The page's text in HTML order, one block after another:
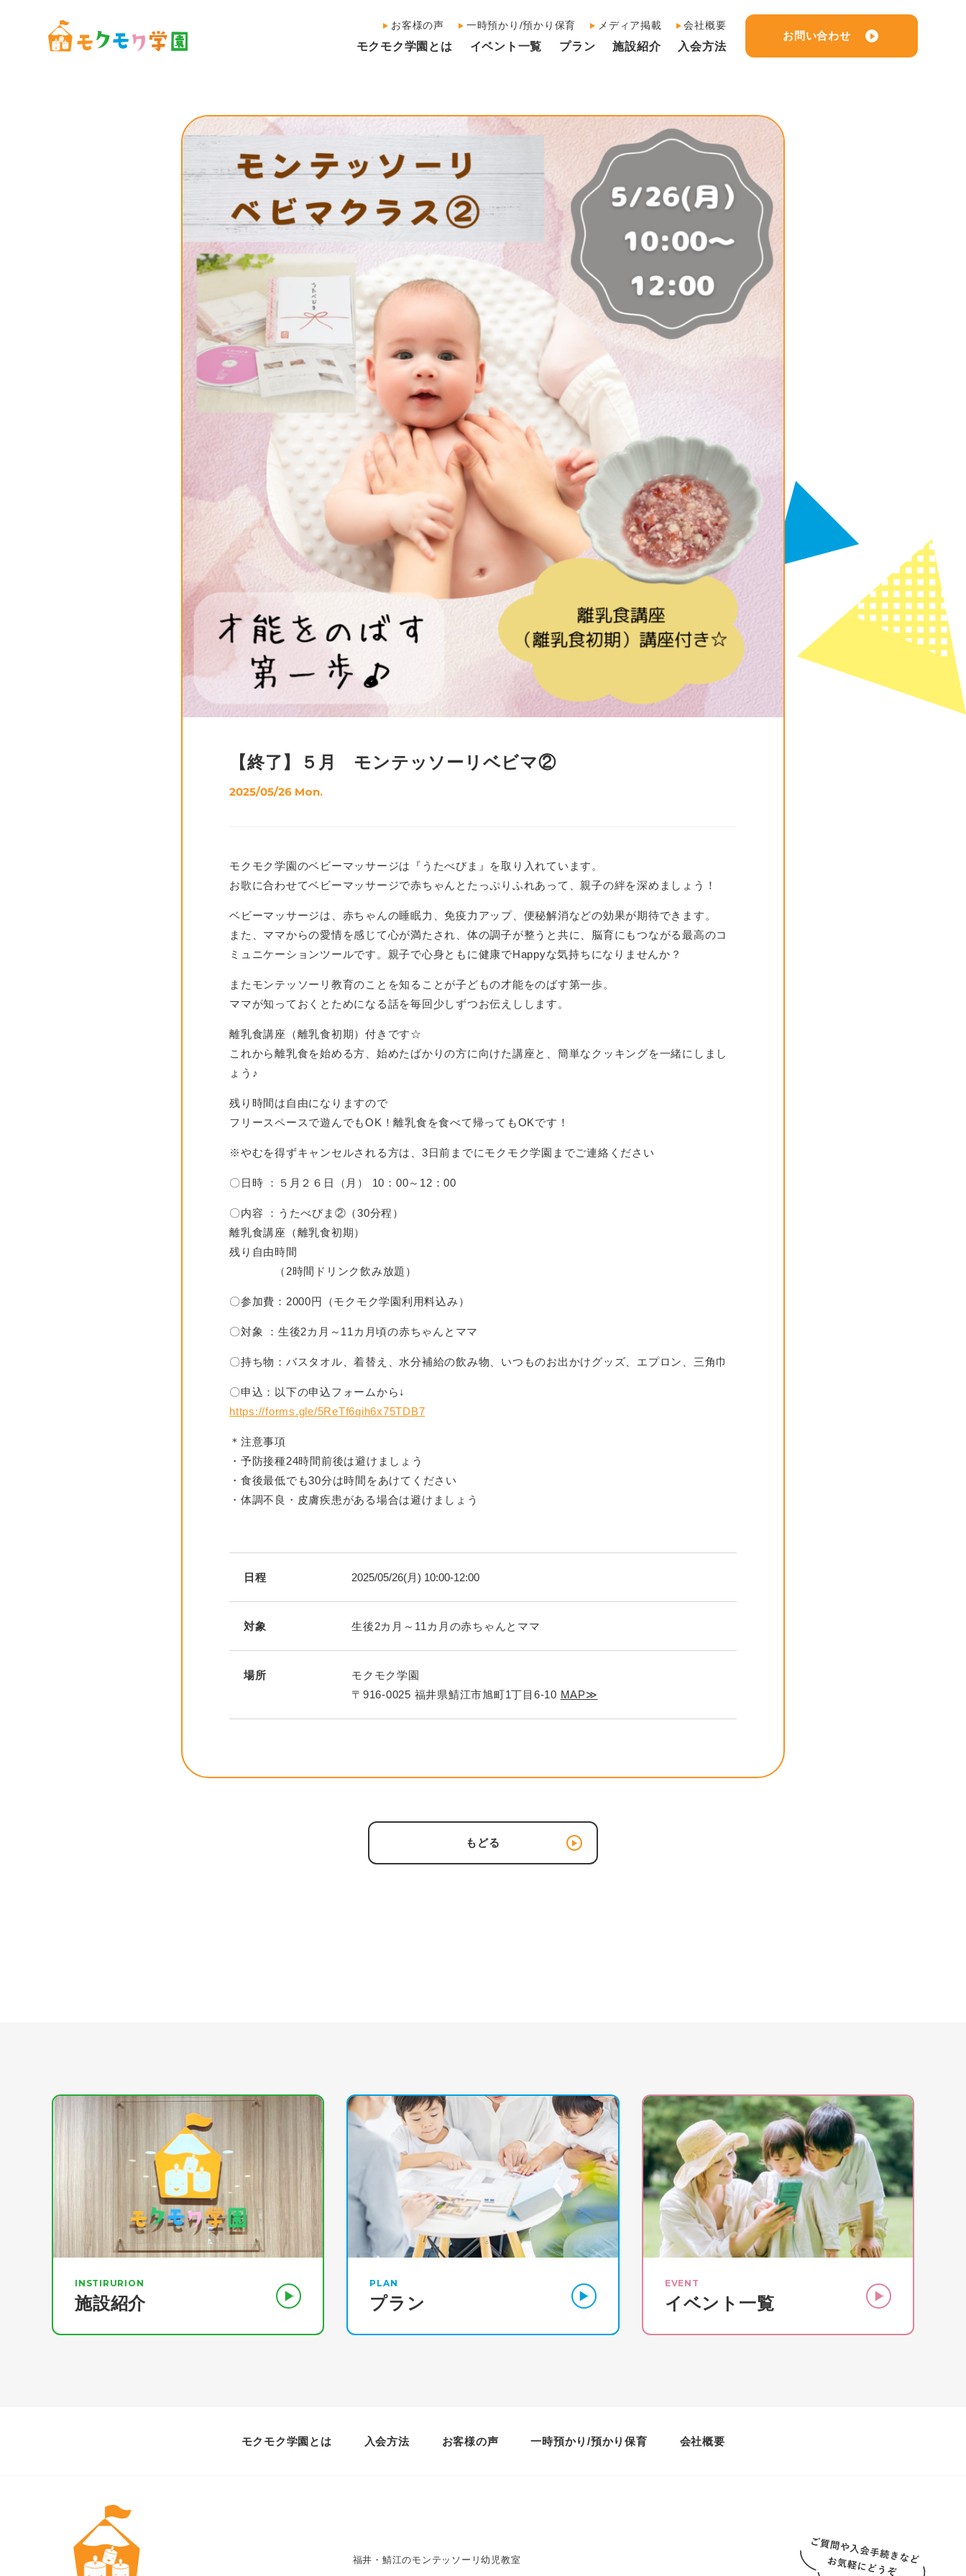
お客様の声 一時預かり/預かり保育 メディア掲載 会社概要
モクモク学園とは イベント一覧 プラン 施設紹介 入会方法
お問い合わせ
【終了】５月 モンテッソーリベビマ②
2025/05/26 Mon.
モクモク学園のベビーマッサージは『うたべびま』を取り入れています。
お歌に合わせてベビーマッサージで赤ちゃんとたっぷりふれあって、 親子の絆を深めましょう！
ベビーマッサージは、赤ちゃんの睡眠力、免疫力アップ、便秘解消などの効果が期待できます。
また、ママからの愛情を感じて心が満たされ、体の調子が整うと共に、脳育にもつながる最高のコ
ミュニケーションツールです。親子で心身ともに健康でHappyな気持ちになりませんか？
またモンテッソーリ教育のことを知ることが子どもの才能をのばす第一歩。
ママが知っておくとためになる話を毎回少しずつお伝えしします。
離乳食講座（離乳食初期）付きです☆
これから離乳食を始める方、始めたばかりの方に向けた講座と、簡単なクッキングを一緒にしまし
ょう♪
残り時間は自由になりますので
フリースペースで遊んでもOK！離乳食を食べて帰ってもOKです！
※やむを得ずキャンセルされる方は、3日前までにモクモク学園までご連絡ください
〇日時 ：５ 月２６ 日（月 ） 10：00～12：00
〇内容 ：うたべびま②（30分程 ）
離乳食講座（離乳食初期）
残り自由時間
（2時間ドリンク飲み放題）
〇参加費：2000円（モクモク学園利用料込み）
〇対象 ：生後2カ月～11カ月頃の赤ちゃんとママ
〇持ち物：バスタオル、着替え、 水分補給の飲み物、 いつものお出かけグッズ、エプロン、三角巾
〇申込：以下の申込フォームから↓
https://forms.gle/5ReTf6qih6x75TDB7
＊注意事項
・予防接種24時間前後は避けましょう
・食後最低でも30分は時間をあけてください
・体調不良・皮膚疾患がある場合は避けましょう
日程 2025/05/26(月) 10:00-12:00
対象 生後2カ月～11カ月の赤ちゃんとママ
場所
モクモク学園
〒916-0025 福井県鯖江市旭町1丁目6-10 MAP≫
もどる
INSTIRURION
施設紹介
PLAN
プラン
EVENT
イベント一覧
モクモク学園とは 入会方法 お客様の声 一時預かり/預かり保育 会社概要
福井・鯖江のモンテッソーリ幼児教室